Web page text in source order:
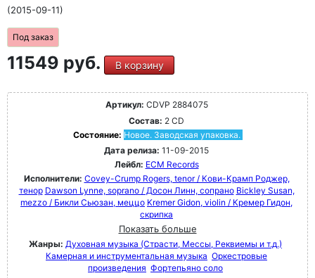
(2015-09-11)
Под заказ
11549 руб. В корзину
Артикул: CDVP 2884075
Состав: 2 CD
Состояние: Новое. Заводская упаковка.
Дата релиза: 11-09-2015
Лейбл: ECM Records
Исполнители: Covey-Crump Rogers, tenor / Кови-Крамп Роджер,
тенор Dawson Lynne, soprano / Досон Линн, сопрано Bickley Susan,
mezzo / Бикли Сьюзан, меццо Kremer Gidon, violin / Кремер Гидон,
скрипка
Показать больше
Жанры: Духовная музыка (Страсти, Мессы, Реквиемы и т.д.)
Камерная и инструментальная музыка Оркестровые
произведения Фортепьяно соло